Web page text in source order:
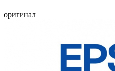
оригинал